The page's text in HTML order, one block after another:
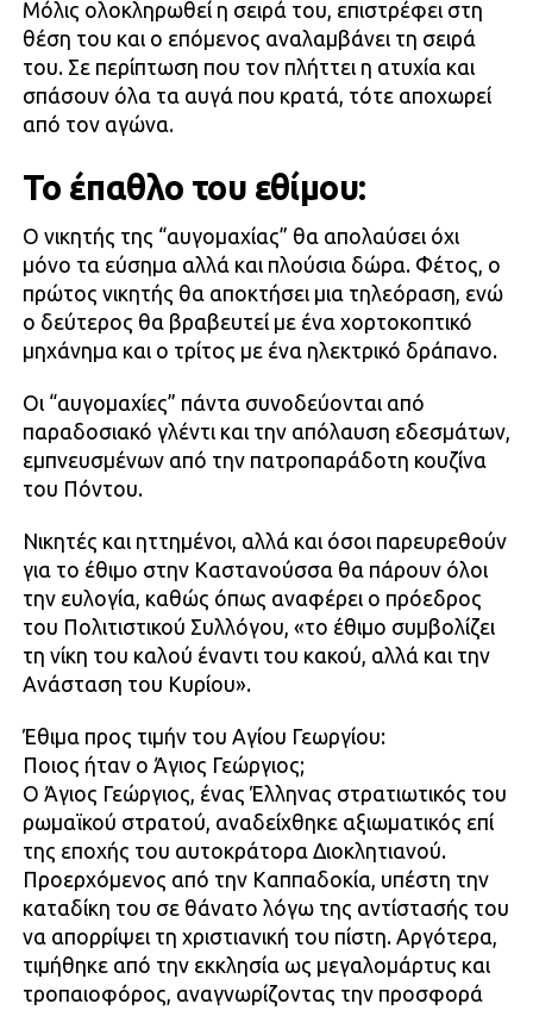
Μόλις ολοκληρωθεί η σειρά του, επιστρέφει στη
θέση του και ο επόμενος αναλαμβάνει τη σειρά
του. Σε περίπτωση που τον πλήττει η ατυχία και
σπάσουν όλα τα αυγά που κρατά, τότε αποχωρεί
από τον αγώνα.
Το έπαθλο του εθίμου:
Ο νικητής της “αυγομαχίας” θα απολαύσει όχι
μόνο τα εύσημα αλλά και πλούσια δώρα. Φέτος, ο
πρώτος νικητής θα αποκτήσει μια τηλεόραση, ενώ
ο δεύτερος θα βραβευτεί με ένα χορτοκοπτικό
μηχάνημα και ο τρίτος με ένα ηλεκτρικό δράπανο.
Οι “αυγομαχίες” πάντα συνοδεύονται από
παραδοσιακό γλέντι και την απόλαυση εδεσμάτων,
εμπνευσμένων από την πατροπαράδοτη κουζίνα
του Πόντου.
Νικητές και ηττημένοι, αλλά και όσοι παρευρεθούν
για το έθιμο στην Καστανούσσα θα πάρουν όλοι
την ευλογία, καθώς όπως αναφέρει ο πρόεδρος
του Πολιτιστικού Συλλόγου, «το έθιμο συμβολίζει
τη νίκη του καλού έναντι του κακού, αλλά και την
Ανάσταση του Κυρίου».
Έθιμα προς τιμήν του Αγίου Γεωργίου:
Ποιος ήταν ο Άγιος Γεώργιος;
Ο Άγιος Γεώργιος, ένας Έλληνας στρατιωτικός του
ρωμαϊκού στρατού, αναδείχθηκε αξιωματικός επί
της εποχής του αυτοκράτορα Διοκλητιανού.
Προερχόμενος από την Καππαδοκία, υπέστη την
καταδίκη του σε θάνατο λόγω της αντίστασής του
να απορρίψει τη χριστιανική του πίστη. Αργότερα,
τιμήθηκε από την εκκλησία ως μεγαλομάρτυς και
τροπαιοφόρος, αναγνωρίζοντας την προσφορά